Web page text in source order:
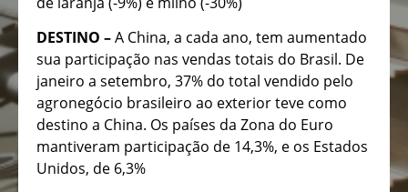
DESTINO –A China, a cada ano, tem aumentado
sua participação nas vendas totais do Brasil. De
janeiro a setembro, 37% do total vendido pelo
agronegócio brasileiro ao exterior teve como
destino a China. Os países da Zona do Euro
mantiveram participação de 14,3%, e os Estados
Unidos, de 6,3%